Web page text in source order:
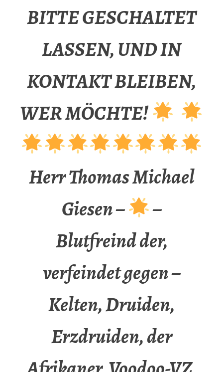
BITTE GESCHALTET
LASSEN, UND IN
KONTAKT BLEIBEN,
WER MÖCHTE!
Herr Thomas Michael
Giesen –
–
Blutfreind der,
verfeindet gegen –
Kelten, Druiden,
Erzdruiden, der